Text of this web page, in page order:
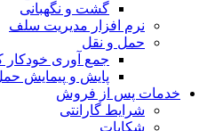
گشت و نگهبانی
نرم افزار مدیریت سلف
حمل و نقل
جمع آوری خودکار
پایش و پیمایش
خدمات پس از فروش
شرایط گارانتی
شکایات